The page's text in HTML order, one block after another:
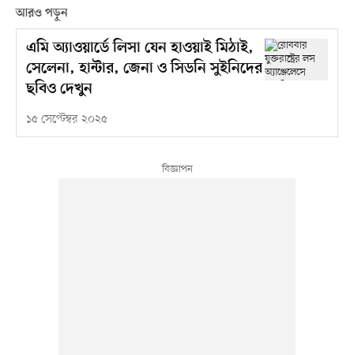
আরও পড়ুন
এমি অ্যাওয়ার্ডে লিসা যেন হাওয়াই মিঠাই,
সেলেনা, হান্টার, জেনা ও সিডনি সুইনিদের
ছবিও দেখুন
১৫ সেপ্টেম্বর ২০২৫